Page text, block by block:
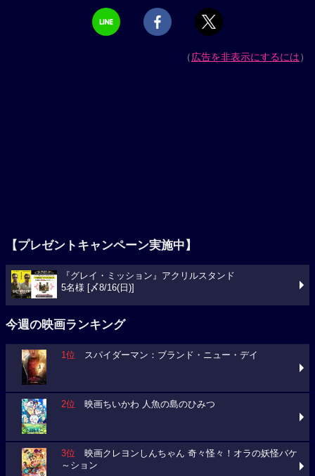
（広告を非表示にするには）
【プレゼントキャンペーン実施中】
『グレイ・ミッション』アクリルスタンド
5名様 [〆8/16(日)]
今週の映画ランキング
1位 スパイダーマン：ブランド・ニュー・デイ
2位 映画ちいかわ 人魚の島のひみつ
3位 映画クレヨンしんちゃん 奇々怪々！オラの妖怪バケ
～ション